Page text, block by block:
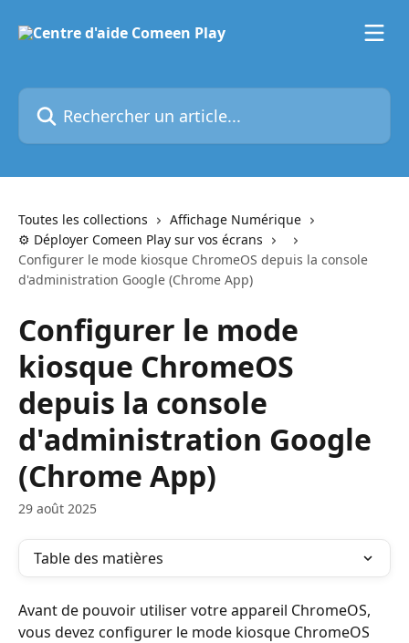
Rechercher un article...
Toutes les collections
Affichage Numérique
⚙️ Déployer Comeen Play sur vos écrans
Configurer le mode kiosque ChromeOS depuis la console
d'administration Google (Chrome App)
Configurer le mode
kiosque ChromeOS
depuis la console
d'administration Google
(Chrome App)
29 août 2025
Table des matières
Avant de pouvoir utiliser votre appareil ChromeOS,
vous devez configurer le mode kiosque ChromeOS